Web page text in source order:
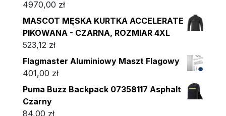
4970,00 zł
MASCOT MĘSKA KURTKA ACCELERATE
PIKOWANA - CZARNA, ROZMIAR 4XL
523,12 zł
Flagmaster Aluminiowy Maszt Flagowy
401,00 zł
Puma Buzz Backpack 07358117 Asphalt
Czarny
84,00 zł